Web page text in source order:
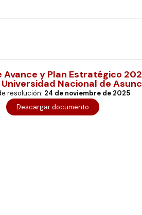
Avance y Plan Estratégico
Nacional de
resolución: 24 de noviembre de 2025
Descargar documento